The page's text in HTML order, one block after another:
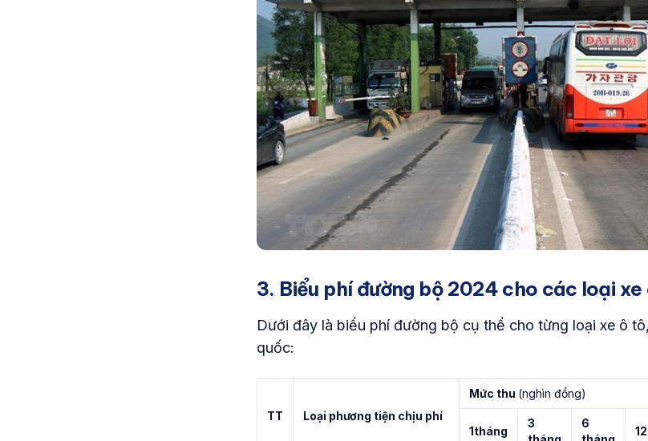
3. Biểu phí đường bộ 2024 cho các loại xe
Dưới đây là biểu phí đường bộ cụ thể cho từng loại xe ô
quốc:
TT Loại phương tiện chịu phí
Mức thu (nghìn đồng)
1tháng
3
6
12